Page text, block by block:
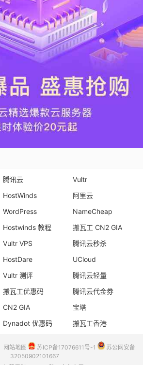
腾讯云
Vultr
HostWinds
阿里云
WordPress
NameCheap
Hostwinds 教程
搬瓦工 CN2 GIA
Vultr VPS
腾讯云秒杀
HostDare
UCloud
Vultr 测评
腾讯云轻量
搬瓦工优惠码
腾讯云代金券
CN2 GIA
宝塔
Dynadot 优惠码 搬瓦工香港
网站地图 苏ICP备17076611号-1
苏公网安备
32050902101667